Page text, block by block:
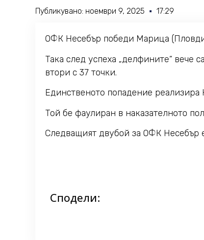
Публикувано: ноември 9, 2025 17:29
ОФК Несебър победи Марица
Така след успеха „делфините“ вече
втори с 37 точки.
Единственото попадение
Той бе фаулиран в наказателното
Следващият двубой за ОФК Несебър
Сподели: